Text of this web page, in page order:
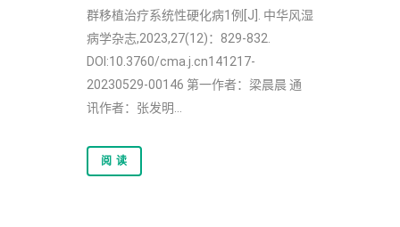
群移植治疗系统性硬化病1例[J]. 中华风湿
病学杂志,2023,27(12)：829-832.
DOI:10.3760/cma.j.cn141217-
20230529-00146 第一作者：梁晨晨 通
讯作者：张发明...
阅 读